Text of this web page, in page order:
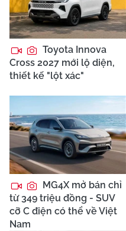
Toyota Innova
Cross 2027 mới lộ diện,
thiết kế "lột xác"
MG4X mở bán chỉ
từ 349 triệu đồng - SUV
cỡ C điện có thể về Việt
Nam